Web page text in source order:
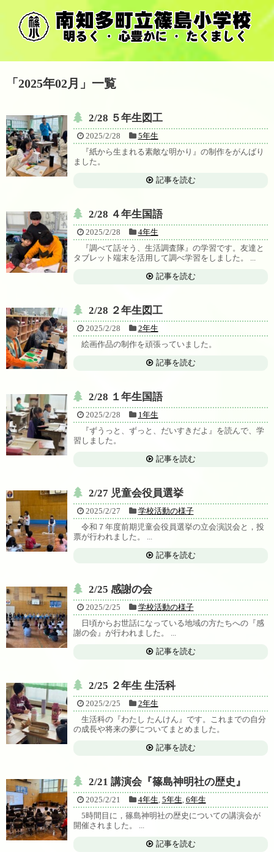
「 2025年02月 」 一覧
2/28 ５年生図工
2025/2/28
5年生
『紙から生まれる素敵な明かり』の制作をがんばり
ました。
記事を読む
2/28 ４年生国語
2025/2/28
4年生
『調べて話そう、生活調査隊』の学習です。友達と
タブレット端末を活用して調べ学習をしました。 ...
記事を読む
2/28 ２年生図工
2025/2/28
2年生
絵画作品の制作を頑張っていました。
記事を読む
2/28 １年生国語
2025/2/28
1年生
『ずうっと、ずっと、だいすきだよ』を読んで、学
習しました。
記事を読む
2/27 児童会役員選挙
2025/2/27
学校活動の様子
令和７年度前期児童会役員選挙の立会演説会と，投
票が行われました。 ...
記事を読む
2/25 感謝の会
2025/2/25
学校活動の様子
日頃からお世話になっている地域の方たちへの『感
謝の会』が行われました。 ...
記事を読む
2/25 ２年生 生活科
2025/2/25
2年生
生活科の『わたし たんけん』です。これまでの自分
の成長や将来の夢についてまとめました。
記事を読む
2/21 講演会『篠島神明社の歴史』
2025/2/21 4年生 5年生 6年生
5時間目に，篠島神明社の歴史についての講演会が
開催されました。 ...
記事を読む